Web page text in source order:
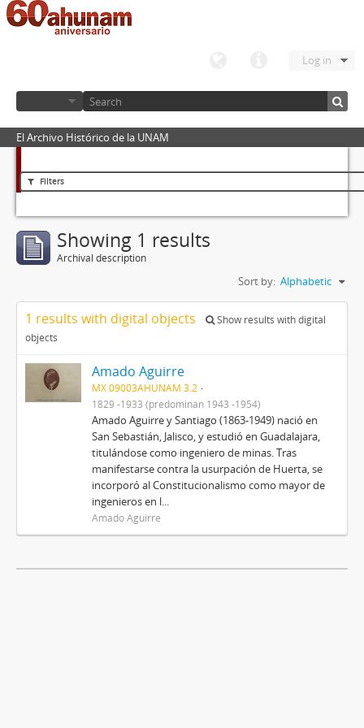
Log in
El Archivo Histórico de la UNAM
Filters
Showing 1 results
Archival description
Sort by: Alphabetic
1 results with digital objects
Show results with digital
objects
Amado Aguirre
MX 09003AHUNAM 3.2
1829 -1933 (predominan 1943 -1954)
Amado Aguirre y Santiago (1863-1949) nació en
San Sebastián, Jalisco, y estudió en Guadalajara,
titulándose como ingeniero de minas. Tras
manifestarse contra la usurpación de Huerta, se
incorporó al Constitucionalismo como mayor de
ingenieros en l...
Amado Aguirre